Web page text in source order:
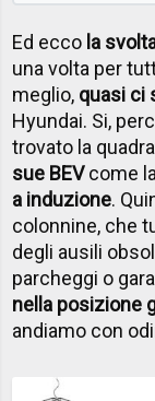
Ed ecco la
una volta per
meglio, quasi ci
Hyundai. Si,
trovato la
sue BEVcome
a induzione.
colonnine, che
degli ausili
parcheggi o
nella posizione
andiamo con